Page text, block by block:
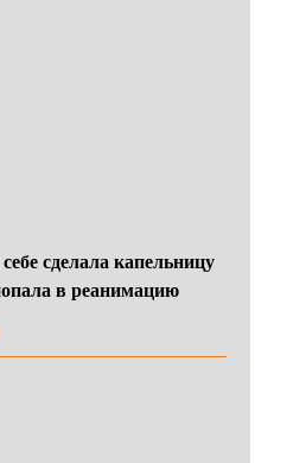
сделала капельницу
в реанимацию